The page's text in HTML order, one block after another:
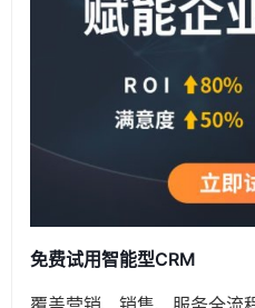
免费试用智能型CRM